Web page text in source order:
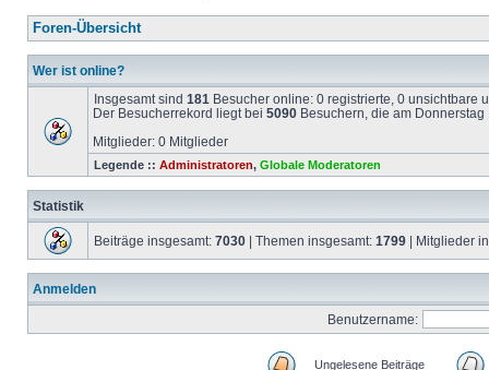
Foren-Übersicht
Wer ist online?
Insgesamt sind 181 Besucher online: 0 registrierte, 0 unsichtbare
Der Besucherrekord liegt bei 5090 Besuchern, die am
Mitglieder: 0 Mitglieder
Legende :: Administratoren, Globale Moderatoren
Statistik
Beiträge insgesamt: 7030 | Themen insgesamt: 1799 | Mitglieder
Anmelden
Benutzername:
Ungelesene Beiträge